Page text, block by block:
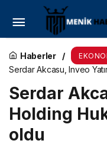
Haberler
Serdar Akcasu, Inveo
Serdar
Holding
oldu
Enerji sektörünün
sözleşmesi için